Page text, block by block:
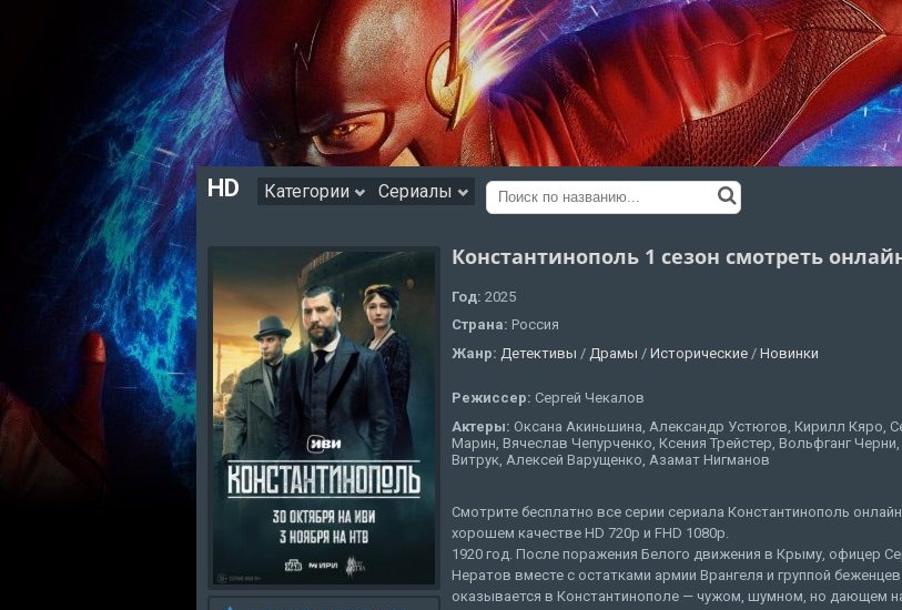
HD Категории Сериалы
Константинополь 1 сезон смотреть
Год: 2025
Страна: Россия
Жанр: Детективы / Драмы / Исторические / Новинки
Режиссер: Сергей Чекалов
Актеры: Оксана Акиньшина, Александр Устюгов, Кирилл Кяро,
Марин, Вячеслав Чепурченко, Ксения Трейстер, Вольфганг
Витрук, Алексей Варущенко, Азамат Нигманов
Смотрите бесплатно все серии сериала Константинополь
хорошем качестве HD 720p и FHD 1080p.
1920 год. После поражения Белого движения в Крыму, офицер
Нератов вместе с остатками армии Врангеля и группой беженцев
оказывается в Константинополе — чужом, шумном, но дающем